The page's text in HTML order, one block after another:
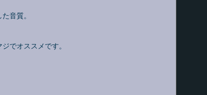
音質。
でオススメです。